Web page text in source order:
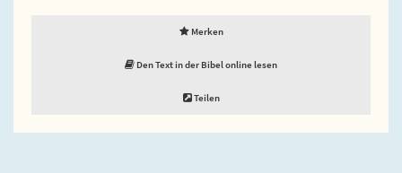
Merken
Den Text in der Bibel online lesen
Teilen